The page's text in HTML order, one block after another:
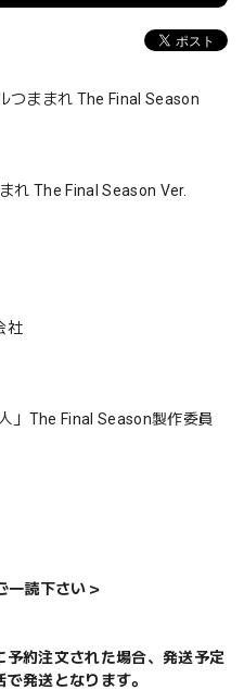
つままれ The Final Season
れ The Final Season Ver.
社
」The Final Season製作委員
一読下さい＞
予約注文された場合、発送予定
発送となります。